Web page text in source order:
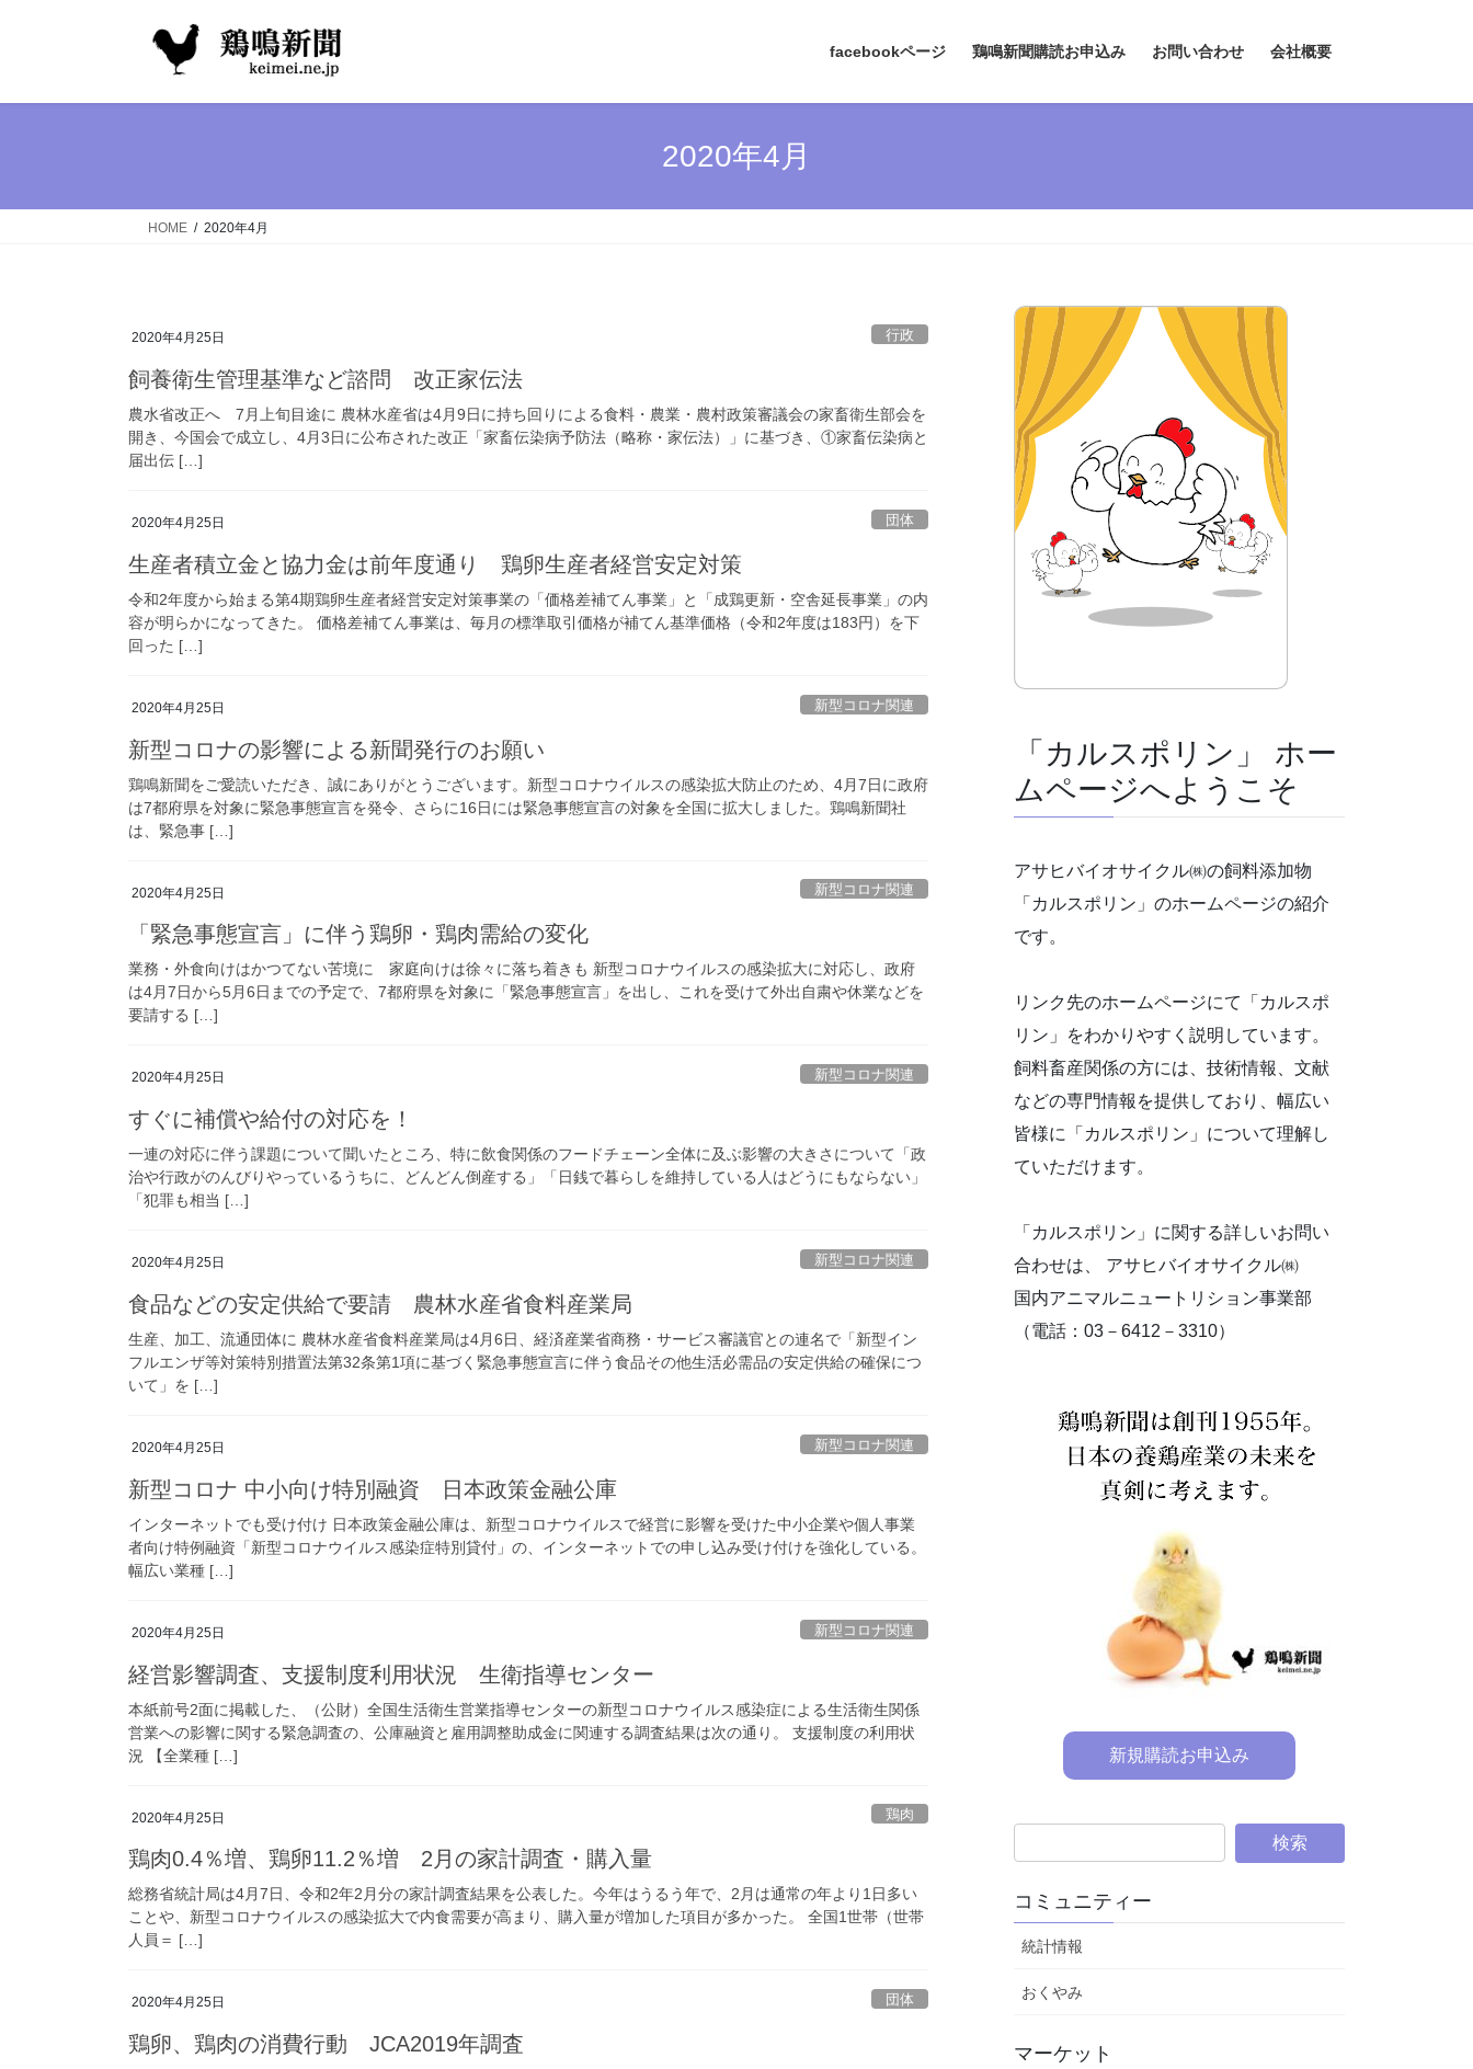
facebookページ 鶏鳴新聞購読お申込み お問い合わせ 会社概要
2020年4月
HOME 2020年4月
2020年4月25日 行政
飼養衛生管理基準など諮問 改正家伝法
農水省改正へ 7月上旬目途に 農林水産省は4月9日に持ち回りによる食料・農業・農村政策審議会の家畜衛生部会を
開き、今国会で成立し、4月3日に公布された改正「家畜伝染病予防法（略称・家伝法）」に基づき、①家畜伝染病と
届出伝 […]
2020年4月25日 団体
生産者積立金と協力金は前年度通り 鶏卵生産者経営安定対策
令和2年度から始まる第4期鶏卵生産者経営安定対策事業の「価格差補てん事業」と「成鶏更新・空舎延長事業」の内
容が明らかになってきた。 価格差補てん事業は、毎月の標準取引価格が補てん基準価格（令和2年度は183円）を下
回った […]
2020年4月25日 新型コロナ関連
新型コロナの影響による新聞発行のお願い
鶏鳴新聞をご愛読いただき、誠にありがとうございます。新型コロナウイルスの感染拡大防止のため、4月7日に政府
は7都府県を対象に緊急事態宣言を発令、さらに16日には緊急事態宣言の対象を全国に拡大しました。鶏鳴新聞社
は、緊急事 […]
2020年4月25日 新型コロナ関連
「緊急事態宣言」に伴う鶏卵・鶏肉需給の変化
業務・外食向けはかつてない苦境に 家庭向けは徐々に落ち着きも 新型コロナウイルスの感染拡大に対応し、政府
は4月7日から5月6日までの予定で、7都府県を対象に「緊急事態宣言」を出し、これを受けて外出自粛や休業などを
要請する […]
2020年4月25日 新型コロナ関連
すぐに補償や給付の対応を！
一連の対応に伴う課題について聞いたところ、特に飲食関係のフードチェーン全体に及ぶ影響の大きさについて「政
治や行政がのんびりやっているうちに、どんどん倒産する」「日銭で暮らしを維持している人はどうにもならない」
「犯罪も相当 […]
2020年4月25日 新型コロナ関連
食品などの安定供給で要請 農林水産省食料産業局
生産、加工、流通団体に 農林水産省食料産業局は4月6日、経済産業省商務・サービス審議官との連名で「新型イン
フルエンザ等対策特別措置法第32条第1項に基づく緊急事態宣言に伴う食品その他生活必需品の安定供給の確保につ
いて」を […]
2020年4月25日 新型コロナ関連
新型コロナ 中小向け特別融資 日本政策金融公庫
インターネットでも受け付け 日本政策金融公庫は、新型コロナウイルスで経営に影響を受けた中小企業や個人事業
者向け特例融資「新型コロナウイルス感染症特別貸付」の、インターネットでの申し込み受け付けを強化している。
幅広い業種 […]
2020年4月25日 新型コロナ関連
経営影響調査、支援制度利用状況 生衛指導センター
本紙前号2面に掲載した、（公財）全国生活衛生営業指導センターの新型コロナウイルス感染症による生活衛生関係
営業への影響に関する緊急調査の、公庫融資と雇用調整助成金に関連する調査結果は次の通り。 支援制度の利用状
況 【全業種 […]
2020年4月25日 鶏肉
鶏肉0.4％増、鶏卵11.2％増 2月の家計調査・購入量
総務省統計局は4月7日、令和2年2月分の家計調査結果を公表した。今年はうるう年で、2月は通常の年より1日多い
ことや、新型コロナウイルスの感染拡大で内食需要が高まり、購入量が増加した項目が多かった。 全国1世帯（世帯
人員＝ […]
2020年4月25日 団体
鶏卵、鶏肉の消費行動 JCA2019年調査
「カルスポリン」 ホー
ムページへようこそ
アサヒバイオサイクル㈱の飼料添加物
「カルスポリン」のホームページの紹介
です。
リンク先のホームページにて「カルスポ
リン」をわかりやすく説明しています。
飼料畜産関係の方には、技術情報、文献
などの専門情報を提供しており、幅広い
皆様に「カルスポリン」について理解し
ていただけます。
「カルスポリン」に関する詳しいお問い
合わせは、 アサヒバイオサイクル㈱
国内アニマルニュートリション事業部
（電話：03－6412－3310）
新規購読お申込み
コミュニティー
統計情報
おくやみ
マーケット